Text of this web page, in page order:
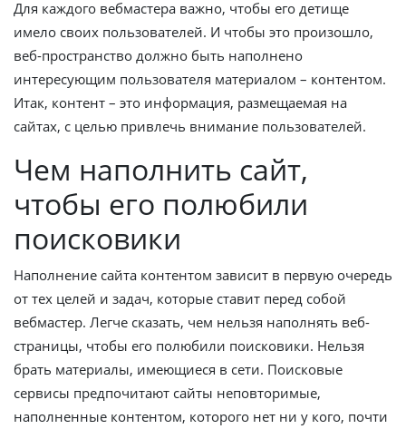
Для каждого вебмастера важно, чтобы его детище
имело своих пользователей. И чтобы это произошло,
веб-пространство должно быть наполнено
интересующим пользователя материалом – контентом.
Итак, контент – это информация, размещаемая на
сайтах, с целью привлечь внимание пользователей.
Чем наполнить сайт,
чтобы его полюбили
поисковики
Наполнение сайта контентом зависит в первую очередь
от тех целей и задач, которые ставит перед собой
вебмастер. Легче сказать, чем нельзя наполнять веб-
страницы, чтобы его полюбили поисковики. Нельзя
брать материалы, имеющиеся в сети. Поисковые
сервисы предпочитают сайты неповторимые,
наполненные контентом, которого нет ни у кого, почти